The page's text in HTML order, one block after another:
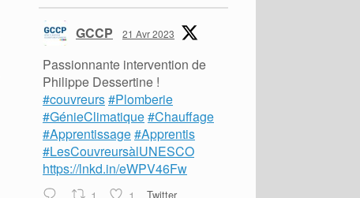
GCCP 21 Avr 2023
Passionnante intervention de
Philippe Dessertine !
#couvreurs#Plomberie
#GénieClimatique#Chauffage
#Apprentissage#Apprentis
#LesCouvreursàlUNESCO
https://lnkd.in/eWPV46Fw
Twitter